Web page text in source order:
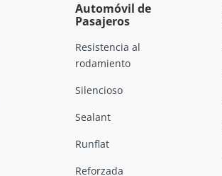
Automóvil de
Pasajeros
Resistencia al
rodamiento
Silencioso
Sealant
Runflat
Reforzada